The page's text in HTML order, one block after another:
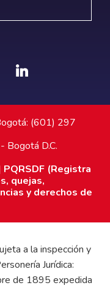
(601) 297
Bogotá D.C.
PQRSDF (Registra
quejas,
y derechos de
a la inspección y
Jurídica:
de 1895 expedida